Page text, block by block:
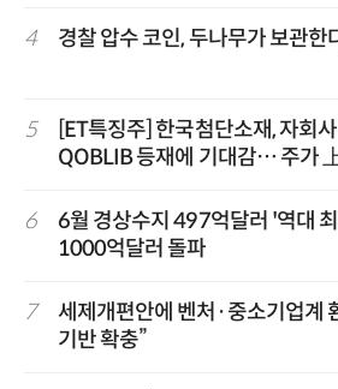
4 경찰 압수 코인, 두나무가 보관
5
[ET특징주] 한국첨단소재, 자회
QOBLIB 등재에 기대감… 주가
6
6월 경상수지 497억달러 '역대
1000억달러 돌파
7
세제개편안에 벤처·중소기업계
기반 확충”